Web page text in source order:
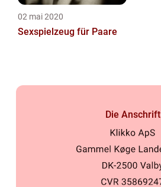
02 mai 2020
Sexspielzeug für Paare
Die Anschrift